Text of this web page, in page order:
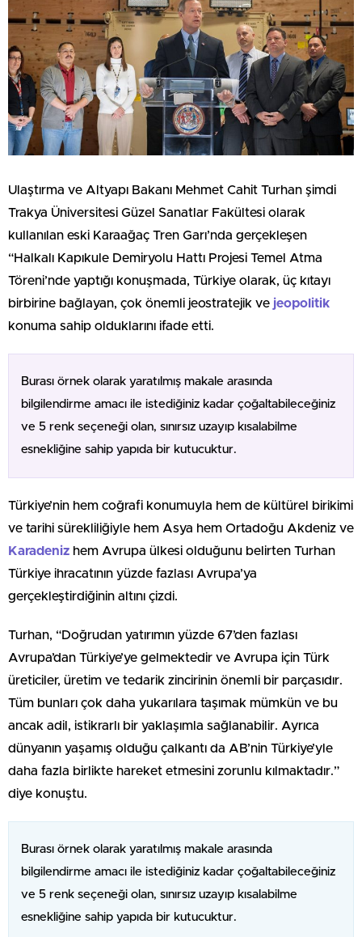
Ulaştırma ve Altyapı Bakanı Mehmet Cahit Turhan şimdi
Trakya Üniversitesi Güzel Sanatlar Fakültesi olarak
kullanılan eski Karaağaç Tren Garı’nda gerçekleşen
“Halkalı Kapıkule Demiryolu Hattı Projesi Temel Atma
Töreni’nde yaptığı konuşmada, Türkiye olarak, üç kıtayı
birbirine bağlayan, çok önemli jeostratejik ve jeopolitik
konuma sahip olduklarını ifade etti.
Burası örnek olarak yaratılmış makale arasında
bilgilendirme amacı ile istediğiniz kadar çoğaltabileceğiniz
ve 5 renk seçeneği olan, sınırsız uzayıp kısalabilme
esnekliğine sahip yapıda bir kutucuktur.
Türkiye’nin hem coğrafi konumuyla hem de kültürel birikimi
ve tarihi sürekliliğiyle hem Asya hem Ortadoğu Akdeniz ve
Karadeniz hem Avrupa ülkesi olduğunu belirten Turhan
Türkiye ihracatının yüzde fazlası Avrupa’ya
gerçekleştirdiğinin altını çizdi.
Turhan, “Doğrudan yatırımın yüzde 67’den fazlası
Avrupa’dan Türkiye’ye gelmektedir ve Avrupa için Türk
üreticiler, üretim ve tedarik zincirinin önemli bir parçasıdır.
Tüm bunları çok daha yukarılara taşımak mümkün ve bu
ancak adil, istikrarlı bir yaklaşımla sağlanabilir. Ayrıca
dünyanın yaşamış olduğu çalkantı da AB’nin Türkiye’yle
daha fazla birlikte hareket etmesini zorunlu kılmaktadır.”
diye konuştu.
Burası örnek olarak yaratılmış makale arasında
bilgilendirme amacı ile istediğiniz kadar çoğaltabileceğiniz
ve 5 renk seçeneği olan, sınırsız uzayıp kısalabilme
esnekliğine sahip yapıda bir kutucuktur.